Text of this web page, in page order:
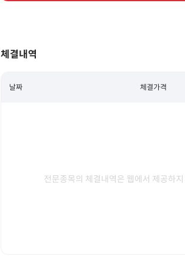
체결내역
날짜 체결가격
전문종목의 체결내역은 웹에서 제공하